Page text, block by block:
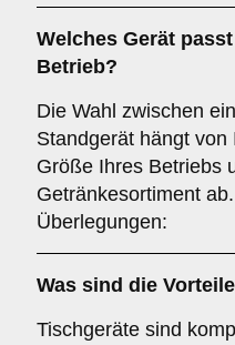
Welches Gerät
Betrieb?
Die Wahl zwischen
Standgerät hängt
Größe Ihres Betriebs
Getränkesortiment
Überlegungen:
Was sind die
Tischgeräte sind